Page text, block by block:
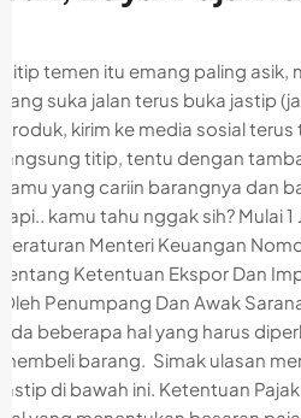
Nitip temen itu emang paling
yang suka jalan terus buka jastip
produk, kirim ke media sosial
langsung titip, tentu dengan
kamu yang cariin barangnya dan
Tapi.. kamu tahu nggak sih? Mulai
Peraturan Menteri Keuangan
tentang Ketentuan Ekspor Dan
Oleh Penumpang Dan Awak
ada beberapa hal yang harus
membeli barang. Simak ulasan
jastip di bawah ini. Ketentuan